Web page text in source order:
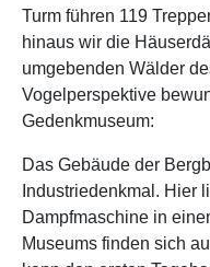
Turm führen 119
hinaus wir die
umgebenden Wälder
Vogelperspektive
Gedenkmuseum:
Das Gebäude der
Industriedenkmal. Hier
Dampfmaschine in
Museums finden sich